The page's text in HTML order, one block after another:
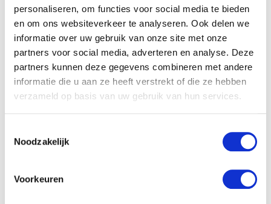
personaliseren, om functies voor social media te bieden
en om ons websiteverkeer te analyseren. Ook delen we
informatie over uw gebruik van onze site met onze
partners voor social media, adverteren en analyse. Deze
partners kunnen deze gegevens combineren met andere
informatie die u aan ze heeft verstrekt of die ze hebben
verzameld op basis van uw gebruik van hun services.
Noodzakelijk
Voorkeuren
wat is dit gaaf!
ik maak ik!
Specificaties
Auteur: